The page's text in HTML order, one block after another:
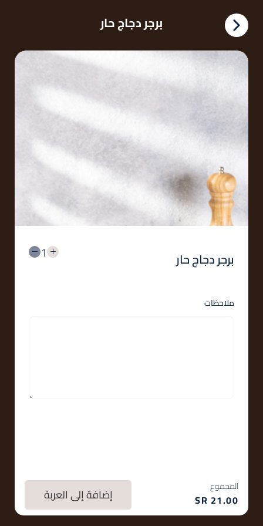
برجر دجاج حار
برجر دجاج حار 1
ملاحظات
المجموع
21.00 إضافة إلى العربة